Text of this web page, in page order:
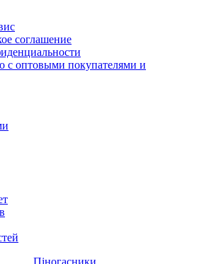
соглашение
с оптовыми покупателями и
Піногасники